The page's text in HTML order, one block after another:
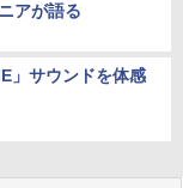
アが語る
」サウンドを体感